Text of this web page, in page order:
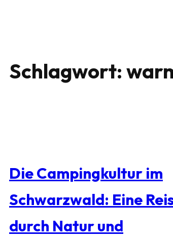
Schlagwort:
Die Campingkultur im
Schwarzwald: Eine
durch Natur und